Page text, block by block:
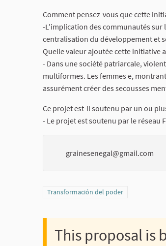
Comment pensez-vous que cette
-L'implication des communautés sur
centralisation du développement et
Quelle valeur ajoutée cette initiative
- Dans une société patriarcale,
multiformes. Les femmes e,
assurément créer des secousses
Ce projet est-il soutenu par un ou
- Le projet est soutenu par le réseau
grainesenegal@gmail.com
Filter results for category:
Transformación del poder
This proposal is